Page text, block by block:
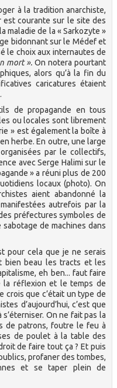
à la tradition anarchiste,
est courante sur le site des
maladie de la « Sarkozyte »
bidonnant sur le Médef et
le choix aux internautes de
mort ». On notera pourtant
alors qu’à la fin du
caricatures étaient
de propagande en tous
ou locales sont librement
» est également la boîte à
herbe. En outre, une large
par le collectifs,
avec Serge Halimi sur le
» a réuni plus de 200
locaux (photo). On
aient abandonné la
autrefois par la
préfectures symboles de
sabotage de machines dans
pour cela que je ne serais
bien beau les tracts et les
eh ben... faut faire
réflexion et le temps de
crois que c’était un type de
d’aujourd’hui, c’est que
On ne fait pas la
de patrons, foutre le feu à
de poulet à la table des
de faire tout ça ? Et puis
profaner des tombes,
et se taper plein de